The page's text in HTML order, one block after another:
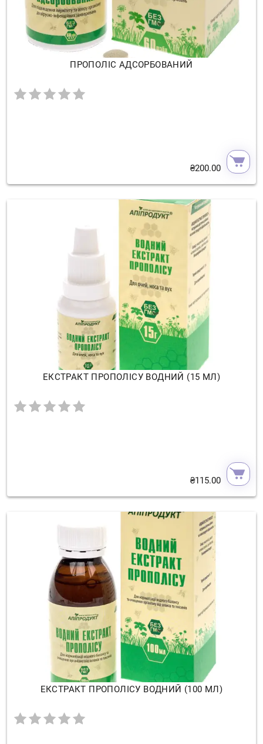
ПРОПОЛІС АДСОРБОВАНИЙ
₴200.00
ЕКСТРАКТ ПРОПОЛІСУ ВОДНИЙ (15 МЛ)
₴115.00
ЕКСТРАКТ ПРОПОЛІСУ ВОДНИЙ (100 МЛ)